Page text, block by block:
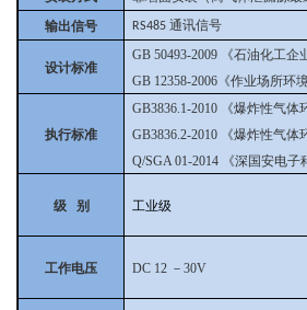
输出信号
RS485 通讯信号
设计标准
GB 50493-2009
《石油化工
GB 12358-2006《作业场所环
执行标准
GB3836.1-2010
《爆炸性气
GB3836.2-2010
《爆炸性气
Q/SGA 01-2014
《深国安电
级 别 工业级
工作电压 DC 12 －30V